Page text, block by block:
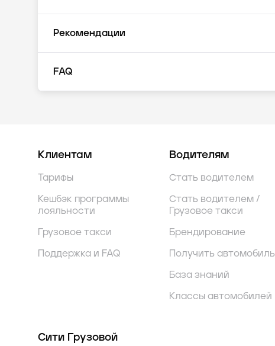
Рекомендации
FAQ
Клиентам
Тарифы
Кешбэк программы
лояльности
Грузовое такси
Поддержка и FAQ
Водителям
Стать водителем
Стать водителем /
Грузовое такси
Брендирование
Получить автомобиль
База знаний
Классы автомобилей
Сити Грузовой